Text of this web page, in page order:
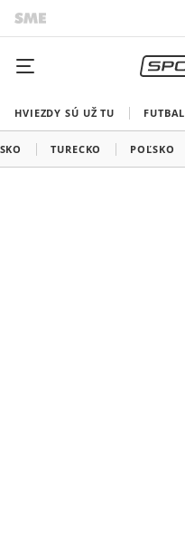
HVIEZDY SÚ UŽ TU FUTBAL
TURECKO POĽSKO